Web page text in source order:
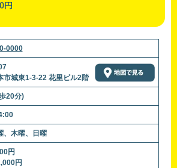
円
0000
市城東1-3-22 花里ビル2階
20分)
、木曜、日曜
円
円